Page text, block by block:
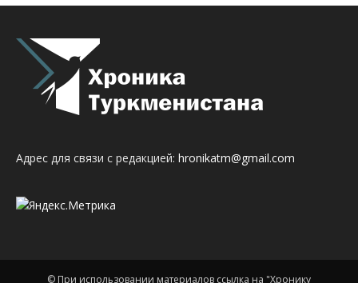
Адрес для связи с редакцией: hronikatm@gmail.com
© При использовании материалов ссылка на "Хронику